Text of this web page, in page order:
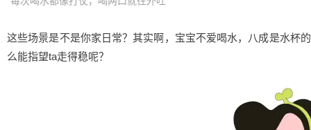
这些场景是不是你家日常？其实啊，宝宝不爱喝水，八成是水杯
么能指望ta走得稳呢？